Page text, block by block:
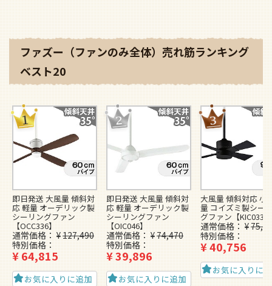
ファズー（ファンのみ全体）売れ筋ランキング
ベスト20
即日発送 大風量 傾斜対
応 軽量 オーデリック製
シーリングファン
【OCC336】
通常価格 ¥127,490
特別価格
¥64,815
お気に入りに追加
即日発送 大風量 傾斜対
応 軽量 オーデリック製
シーリングファン
【OIC046】
通常価格 ¥74,470
特別価格
¥39,896
お気に入りに追加
大風量 傾斜対応 小
量 コイズミ製シー
グファン【KIC033】
通常価格 ¥
特別価格
¥40,756
お気に入りに